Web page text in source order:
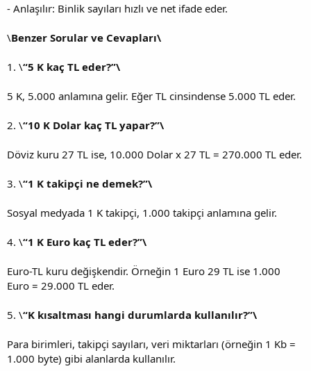
- Anlaşılır: Binlik sayıları hızlı ve net ifade eder.
\Benzer Sorular ve Cevapları\
1. \“5 K kaç TL eder?”\
5 K, 5.000 anlamına gelir. Eğer TL cinsindense 5.000 TL eder.
2. \“10 K Dolar kaç TL yapar?”\
Döviz kuru 27 TL ise, 10.000 Dolar x 27 TL = 270.000 TL eder.
3. \“1 K takipçi ne demek?”\
Sosyal medyada 1 K takipçi, 1.000 takipçi anlamına gelir.
4. \“1 K Euro kaç TL eder?”\
Euro-TL kuru değişkendir. Örneğin 1 Euro 29 TL ise 1.000
Euro = 29.000 TL eder.
5. \“K kısaltması hangi durumlarda kullanılır?”\
Para birimleri, takipçi sayıları, veri miktarları (örneğin 1 Kb =
1.000 byte) gibi alanlarda kullanılır.